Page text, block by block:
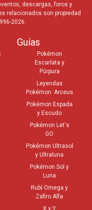
descargas, foros y
relacionados son propiedad
2026.
Guías
Pokémon
Escarlata y
Púrpura
Leyendas
Pokémon: Arceus
Pokémon Espada
y Escudo
Pokémon Let's
GO
Pokémon Ultrasol
y Ultraluna
Pokémon Sol y
Luna
Rubí Omega y
Zafiro Alfa
X y Y